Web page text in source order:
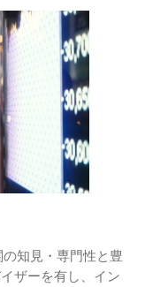
知見・専門性と豊
ザーを有し、イン